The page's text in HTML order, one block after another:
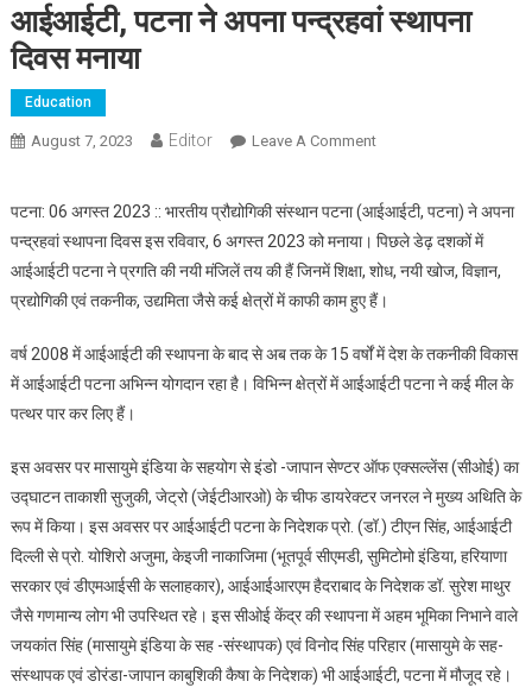
आईआईटी, पटना ने अपना पन्द्रहवां स्थापना
दिवस मनाया
Education
August 7, 2023 Editor Leave A CommentOn आईआईटी, पटना ने
पटना: 06 अगस्त 2023 :: भारतीय प्रौद्योगिकी संस्थान पटना (आईआईटी, पटना) ने अपना
पन्द्रहवां स्थापना दिवस इस रविवार, 6 अगस्त 2023 को मनाया। पिछले डेढ़ दशकों में
आईआईटी पटना ने प्रगति की नयी मंजिलें तय की हैं जिनमें शिक्षा, शोध, नयी खोज, विज्ञान,
प्रद्योगिकी एवं तकनीक, उद्यमिता जैसे कई क्षेत्रों में काफी काम हुए हैं।
वर्ष 2008 में आईआईटी की स्थापना के बाद से अब तक के 15 वर्षों में देश के तकनीकी विकास
में आईआईटी पटना अभिन्न योगदान रहा है। विभिन्न क्षेत्रों में आईआईटी पटना ने कई मील के
पत्थर पार कर लिए हैं।
इस अवसर पर मासायुमे इंडिया के सहयोग से इंडो -जापान सेण्टर ऑफ एक्सल्लेंस (सीओई) का
उद्घाटन ताकाशी सुजुकी, जेट्रो (जेईटीआरओ) के चीफ डायरेक्टर जनरल ने मुख्य अथिति के
रूप में किया। इस अवसर पर आईआईटी पटना के निदेशक प्रो. (डॉ.) टीएन सिंह, आईआईटी
दिल्ली से प्रो. योशिरो अजुमा, केइजी नाकाजिमा (भूतपूर्व सीएमडी, सुमिटोमो इंडिया, हरियाणा
सरकार एवं डीएमआईसी के सलाहकार), आईआईआरएम हैदराबाद के निदेशक डॉ. सुरेश माथुर
जैसे गणमान्य लोग भी उपस्थित रहे। इस सीओई केंद्र की स्थापना में अहम भूमिका निभाने वाले
जयकांत सिंह (मासायुमे इंडिया के सह -संस्थापक) एवं विनोद सिंह परिहार (मासायुमे के सह-
संस्थापक एवं डोरंडा-जापान काबुशिकी कैषा के निदेशक) भी आईआईटी, पटना में मौजूद रहे।